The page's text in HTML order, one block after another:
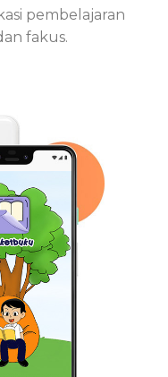
pembelajaran
fakus.